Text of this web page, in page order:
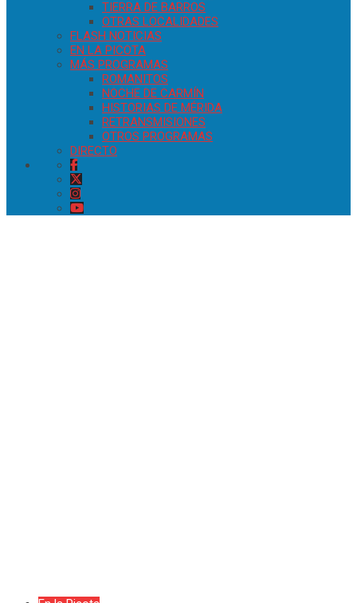
TIERRA DE BARROS
OTRAS LOCALIDADES
FLASH NOTICIAS
EN LA PICOTA
MÁS PROGRAMAS
ROMANITOS
NOCHE DE CARMÍN
HISTORIAS DE MÉRIDA
RETRANSMISIONES
OTROS PROGRAMAS
DIRECTO